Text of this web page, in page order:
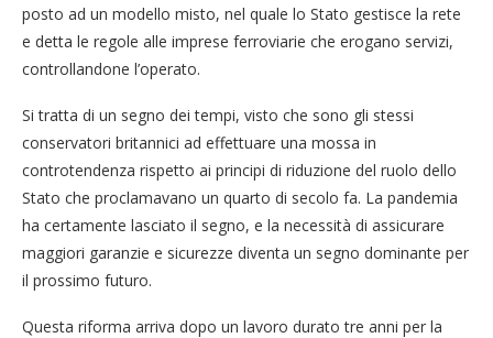
posto ad un modello misto, nel quale lo Stato gestisce la rete
e detta le regole alle imprese ferroviarie che erogano servizi,
controllandone l’operato.
Si tratta di un segno dei tempi, visto che sono gli stessi
conservatori britannici ad effettuare una mossa in
controtendenza rispetto ai principi di riduzione del ruolo dello
Stato che proclamavano un quarto di secolo fa. La pandemia
ha certamente lasciato il segno, e la necessità di assicurare
maggiori garanzie e sicurezze diventa un segno dominante per
il prossimo futuro.
Questa riforma arriva dopo un lavoro durato tre anni per la